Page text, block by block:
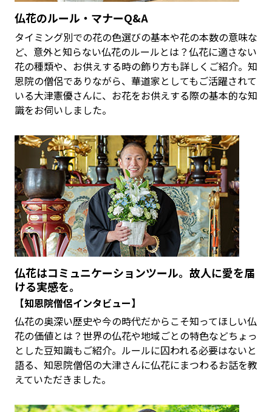
仏花のルール・マナーQ&A
タイミング別での花の色選びの基本や花の本数の意味な
ど、意外と知らない仏花のルールとは？仏花に適さない
花の種類や、お供えする時の飾り方も詳しくご紹介。知
恩院の僧侶でありながら、華道家としてもご活躍されて
いる大津憲優さんに、お花をお供えする際の基本的な知
識をお伺いしました。
仏花はコミュニケーションツール。故人に愛を届
ける実感を。
【知恩院僧侶インタビュー】
仏花の奥深い歴史や今の時代だからこそ知ってほしい仏
花の価値とは？世界の仏花や地域ごとの特色などちょっ
とした豆知識もご紹介。ルールに囚われる必要はないと
語る、知恩院僧侶の大津さんに仏花にまつわるお話を教
えていただきました。